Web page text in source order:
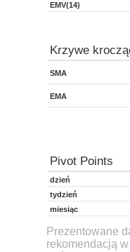
EMV(14)
Krzywe
SMA
EMA
Pivot Points
dzień
tydzień
miesiąc
Prezentowane
rekomendacją